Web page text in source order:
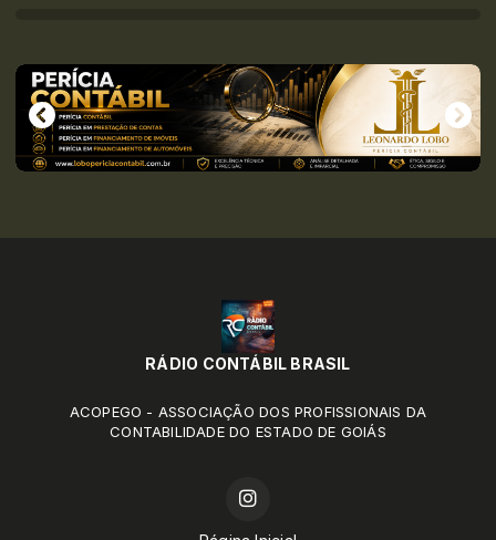
RÁDIO CONTÁBIL BRASIL
ACOPEGO - ASSOCIAÇÃO DOS PROFISSIONAIS DA
CONTABILIDADE DO ESTADO DE GOIÁS